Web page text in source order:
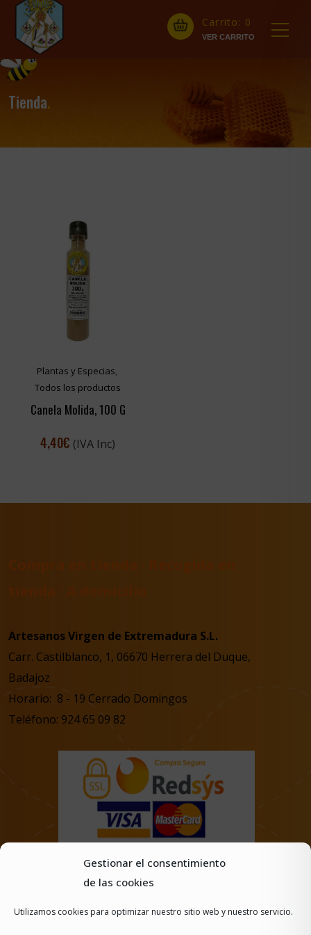
Gestionar el consentimiento
de las cookies
Utilizamos cookies para optimizar nuestro sitio web y nuestro servicio.
Carrito: 0
Tienda.
Plantas y Especias,
Todos los productos
Canela Molida, 100 G
4,40€ (IVA Inc)
Artesanos Virgen de Extremadura S.L.
Carr. Castilblanco, 1, 06670 Herrera del Duque,
Badajoz
Horario: 8 - 19 Cerrado Domingos
Teléfono: 924 65 09 82